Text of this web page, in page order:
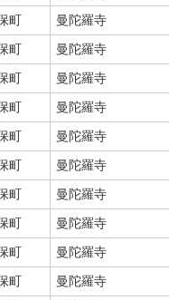
町
曼陀羅寺
町
曼陀羅寺
町
曼陀羅寺
町
曼陀羅寺
町
曼陀羅寺
町
曼陀羅寺
町
曼陀羅寺
町
曼陀羅寺
町
曼陀羅寺
町
曼陀羅寺